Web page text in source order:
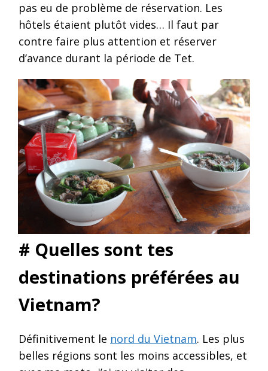
pas eu de problème de réservation. Les
hôtels étaient plutôt vides… Il faut par
contre faire plus attention et réserver
d’avance durant la période de Tet.
# Quelles sont tes
destinations préférées au
Vietnam?
Définitivement le nord du Vietnam. Les plus
belles régions sont les moins accessibles, et